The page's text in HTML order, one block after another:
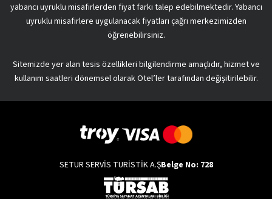
yabancı uyruklu misafirlerden fiyat farkı talep edebilmektedir. Yabancı
uyruklu misafirlere uygulanacak fiyatları çağrı merkezimizden
öğrenebilirsiniz.
Sitemizde yer alan tesis özellikleri bilgilendirme amaçlıdır, hizmet ve
kullanım saatleri dönemsel olarak Otel’ler tarafından değişitirilebilir.
SETUR SERVİS TURİSTİK A.ŞBelge No: 728